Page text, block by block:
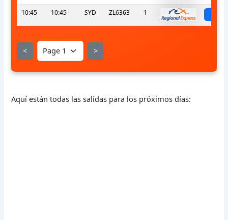
10:45 10:45 SYD ZL6363 1
< >
Aquí están todas las salidas para los próximos días: